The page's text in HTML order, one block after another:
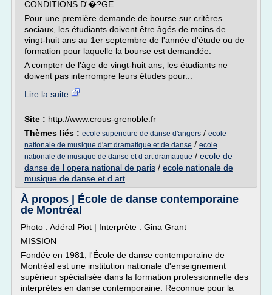
CONDITIONS D'�?GE
Pour une première demande de bourse sur critères
sociaux, les étudiants doivent être âgés de moins de
vingt-huit ans au 1er septembre de l'année d'étude ou de
formation pour laquelle la bourse est demandée.
A compter de l'âge de vingt-huit ans, les étudiants ne
doivent pas interrompre leurs études pour...
Lire la suite
Site : http://www.crous-grenoble.fr
Thèmes liés : ecole superieure de danse d'angers / ecole
nationale de musique d'art dramatique et de danse / ecole
nationale de musique de danse et d art dramatique / ecole de
danse de l opera national de paris / ecole nationale de
musique de danse et d art
À propos | École de danse contemporaine
de Montréal
Photo : Adéral Piot | Interprète : Gina Grant
MISSION
Fondée en 1981, l'École de danse contemporaine de
Montréal est une institution nationale d'enseignement
supérieur spécialisée dans la formation professionnelle des
interprètes en danse contemporaine. Reconnue pour la